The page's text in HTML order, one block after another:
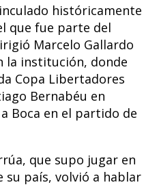
históricamente
que fue parte del
Marcelo Gallardo
la institución, donde
Copa Libertadores
Bernabéu en
Boca en el partido de
que supo jugar en
su país, volvió a hablar